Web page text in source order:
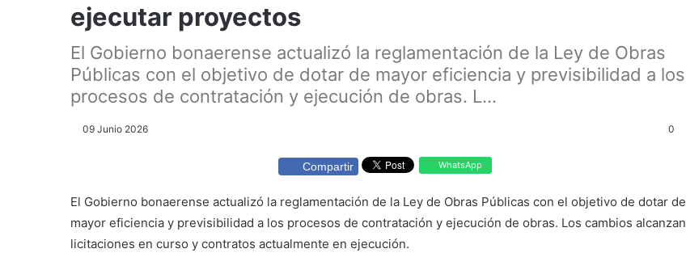
ejecutar proyectos
El Gobierno bonaerense actualizó la reglamentación de la Ley de Obras
Públicas con el objetivo de dotar de mayor eficiencia y previsibilidad a los
procesos de contratación y ejecución de obras. L...
09 Junio 2026 0
Compartir WhatsApp
El Gobierno bonaerense actualizó la reglamentación de la Ley de Obras Públicas con el objetivo de dotar de
mayor eficiencia y previsibilidad a los procesos de contratación y ejecución de obras. Los cambios alcanzan
licitaciones en curso y contratos actualmente en ejecución.